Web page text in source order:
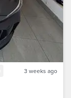
3 weeks ago